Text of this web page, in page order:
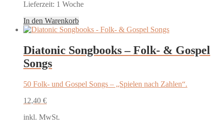
Lieferzeit: 1 Woche
In den Warenkorb
Diatonic Songbooks – Folk- & Gospel
Songs
50 Folk- und Gospel Songs – „Spielen nach Zahlen“.
12,40 €
inkl. MwSt.